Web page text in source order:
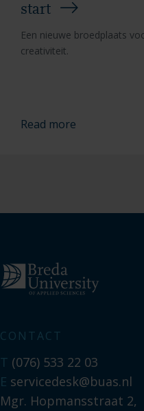
start
Een nieuwe broedplaats
creativiteit.
Read more
CONTACT
T (076) 533 22 03
E servicedesk@buas.nl
Mgr. Hopmansstraat 2,